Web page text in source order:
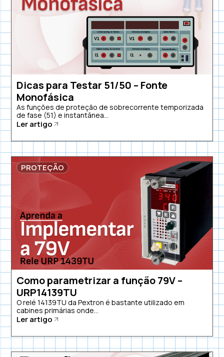
Dicas para Testar 51/50 – Fonte
Monofásica
As funções de proteção de sobrecorrente temporizada
de fase (51) e instantânea...
Ler artigo
PROTEÇÃO
Como parametrizar a função 79V –
URP14139TU
O relé 14139TU da Pextron é bastante utilizado em
cabines primárias onde...
Ler artigo